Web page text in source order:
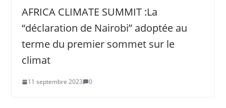
AFRICA CLIMATE SUMMIT :La
“déclaration de Nairobi” adoptée au
terme du premier sommet sur le
climat
11 septembre 2023 0